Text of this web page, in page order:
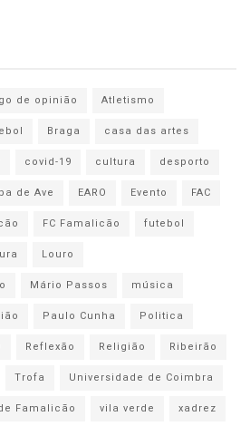
de opinião
Atletismo
Braga
casa das artes
covid-19 cultura
desporto
de Ave EARO Evento
FAC
FC Famalicão
futebol
Louro
Mário Passos
música
Paulo Cunha
Politica
Reflexão Religião
Ribeirão
Trofa
Universidade de Coimbra
Famalicão vila verde xadrez